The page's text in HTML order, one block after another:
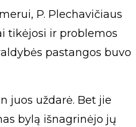
P. Plechavičiaus
tikėjosi ir problemos
pastangos buvo
juos uždarė. Bet jie
bylą išnagrinėjo jų